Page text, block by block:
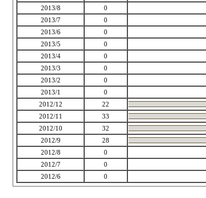
2013/8
0
2013/7
0
2013/6
0
2013/5
0
2013/4
0
2013/3
0
2013/2
0
2013/1
0
2012/12
22
2012/11
33
2012/10
32
2012/9
28
2012/8
0
2012/7
0
2012/6
0